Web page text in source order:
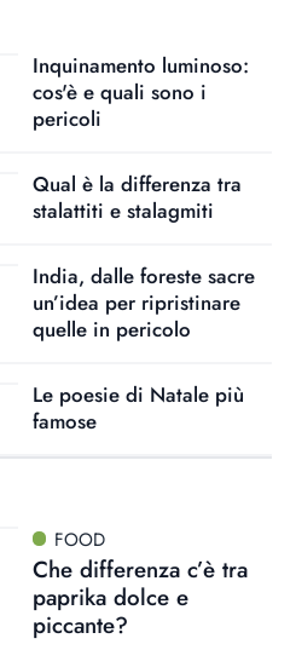
Inquinamento luminoso:
cos'è e quali sono i
pericoli
Qual è la differenza tra
stalattiti e stalagmiti
India, dalle foreste sacre
un’idea per ripristinare
quelle in pericolo
Le poesie di Natale più
famose
FOOD
Che differenza c’è tra
paprika dolce e
piccante?